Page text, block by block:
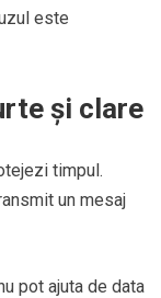
este
și clare
timpul.
un mesaj
pot ajuta de data